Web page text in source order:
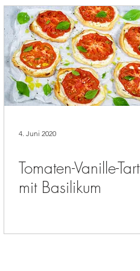
4. Juni 2020
Tomaten-Vanille-
mit Basilikum